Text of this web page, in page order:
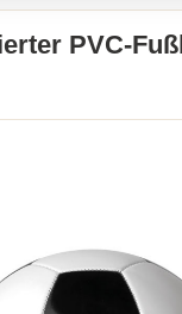
PVC-